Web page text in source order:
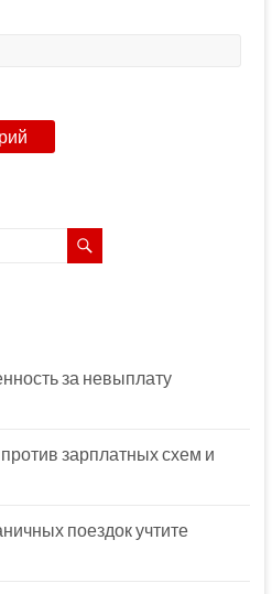
за невыплату
зарплатных схем и
поездок учтите